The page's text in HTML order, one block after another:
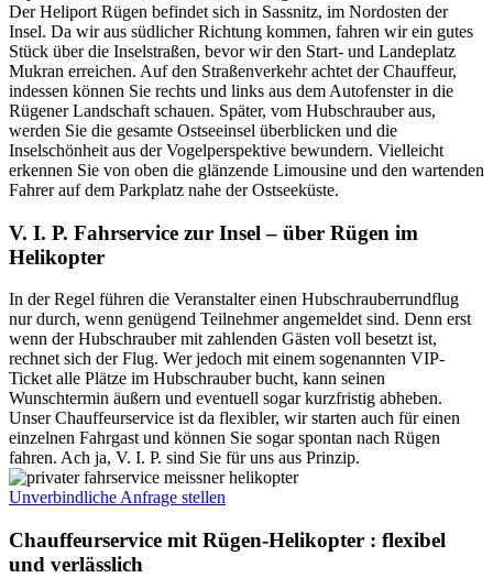
Der Heliport Rügen befindet sich in Sassnitz, im Nordosten der
Insel. Da wir aus südlicher Richtung kommen, fahren wir ein gutes
Stück über die Inselstraßen, bevor wir den Start- und Landeplatz
Mukran erreichen. Auf den Straßenverkehr achtet der Chauffeur,
indessen können Sie rechts und links aus dem Autofenster in die
Rügener Landschaft schauen. Später, vom Hubschrauber aus,
werden Sie die gesamte Ostseeinsel überblicken und die
Inselschönheit aus der Vogelperspektive bewundern. Vielleicht
erkennen Sie von oben die glänzende Limousine und den wartenden
Fahrer auf dem Parkplatz nahe der Ostseeküste.
V. I. P. Fahrservice zur Insel – über Rügen im
Helikopter
In der Regel führen die Veranstalter einen Hubschrauberrundflug
nur durch, wenn genügend Teilnehmer angemeldet sind. Denn erst
wenn der Hubschrauber mit zahlenden Gästen voll besetzt ist,
rechnet sich der Flug. Wer jedoch mit einem sogenannten VIP-
Ticket alle Plätze im Hubschrauber bucht, kann seinen
Wunschtermin äußern und eventuell sogar kurzfristig abheben.
Unser Chauffeurservice ist da flexibler, wir starten auch für einen
einzelnen Fahrgast und können Sie sogar spontan nach Rügen
fahren. Ach ja, V. I. P. sind Sie für uns aus Prinzip.
Unverbindliche Anfrage stellen
Chauffeurservice mit Rügen-Helikopter : flexibel
und verlässlich